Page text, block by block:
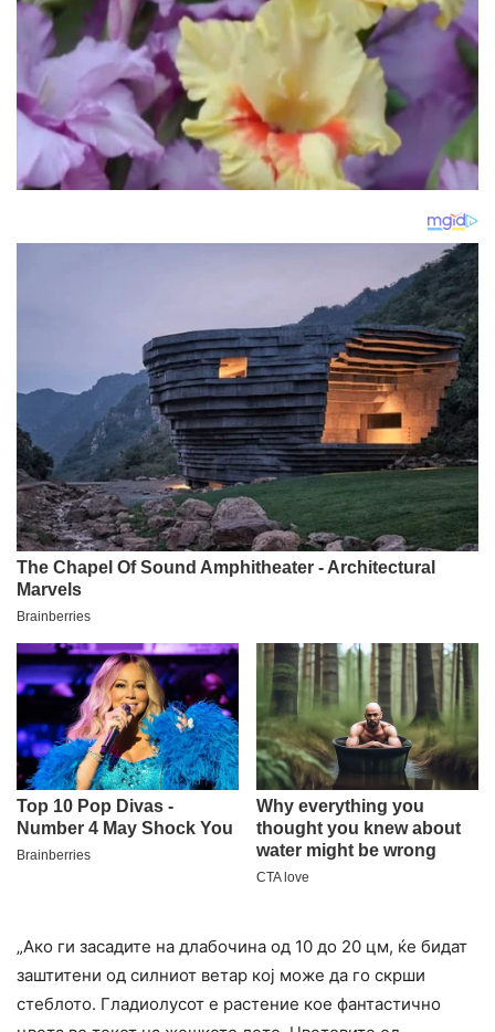
„Ако ги засадите на длабочина од 10 до 20 цм, ќе бидат
заштитени од силниот ветар кој може да го скрши
стеблото. Гладиолусот е растение кое фантастично